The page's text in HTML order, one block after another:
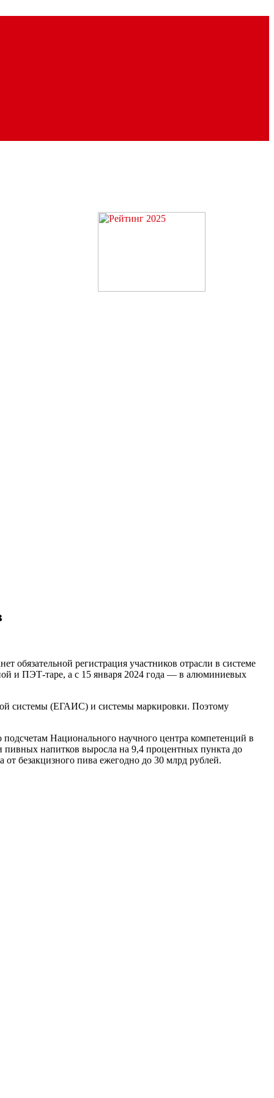
обязательной регистрация участников отрасли в системе
и ПЭТ-таре, а с 15 января 2024 года — в алюминиевых
системы (ЕГАИС) и системы маркировки. Поэтому
Национального научного центра компетенций в
напитков выросла на 9,4 процентных пункта до
безакцизного пива ежегодно до 30 млрд рублей.